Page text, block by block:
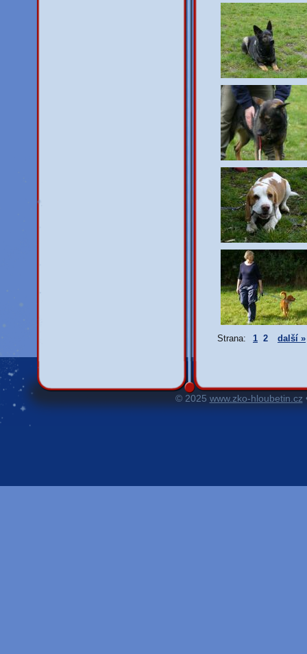
Strana: 1 2 další »
© 2025 www.zko-hloubetin.cz